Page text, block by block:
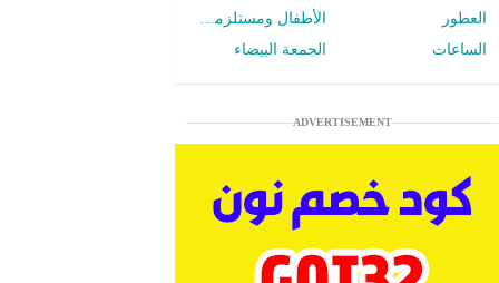
العطور
الأطفال ومستلزمات الرضع
الساعات
الجمعة البيضاء
ADVERTISEMENT